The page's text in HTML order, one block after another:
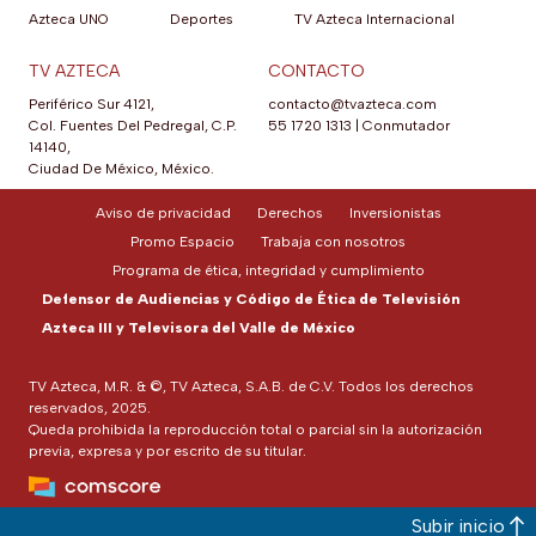
Azteca UNO
Deportes
TV Azteca Internacional
TV AZTECA
Periférico Sur 4121,
Col. Fuentes Del Pedregal, C.P.
14140,
Ciudad De México, México.
CONTACTO
contacto@tvazteca.com
55 1720 1313
Conmutador
TV Azteca, M.R. & ©, TV Azteca, S.A.B. de C.V. Todos los derechos
reservados, 2025.
Queda prohibida la reproducción total o parcial sin la autorización
previa, expresa y por escrito de su titular.
Aviso de privacidad Derechos
Inversionistas
Promo Espacio
Trabaja con nosotros
Programa de ética, integridad y cumplimiento
Defensor de Audiencias y Código de Ética de Televisión
Azteca III y Televisora del Valle de México
Subir inicio